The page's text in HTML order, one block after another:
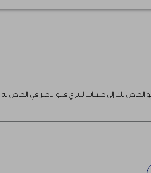
بك إلى حساب ليبري ڤيو الاحترافي الخاص